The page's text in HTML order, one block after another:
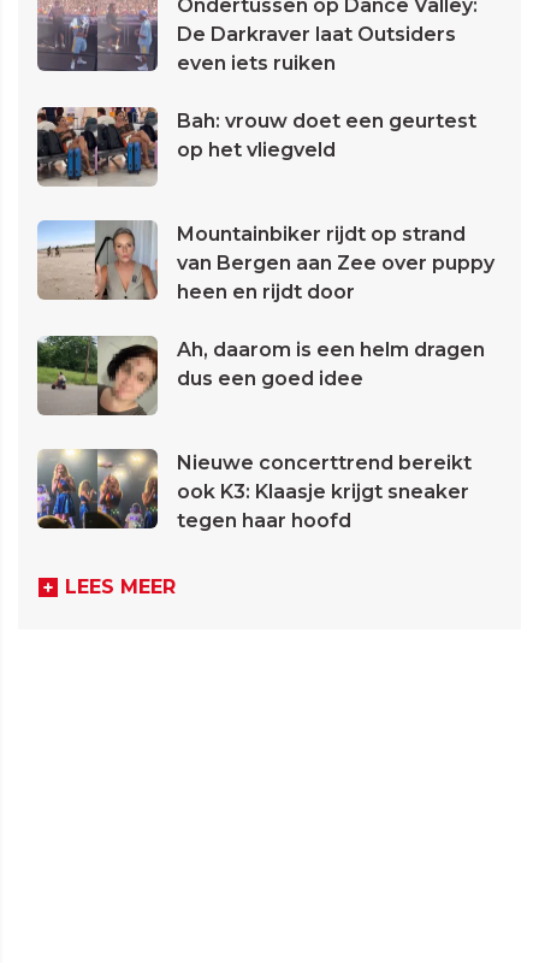
Ondertussen op Dance Valley:
De Darkraver laat Outsiders
even iets ruiken
Bah: vrouw doet een geurtest
op het vliegveld
Mountainbiker rijdt op strand
van Bergen aan Zee over puppy
heen en rijdt door
Ah, daarom is een helm dragen
dus een goed idee
Nieuwe concerttrend bereikt
ook K3: Klaasje krijgt sneaker
tegen haar hoofd
LEES MEER